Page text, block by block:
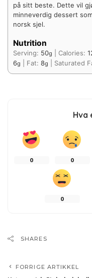
på sitt beste. Dette vil
minneverdig dessert
norsk sjel.
Nutrition
Serving: 50g Calories:
6g Fat: 8g Saturated
Hva
0 0
0
SHARES
FORRIGE ARTIKKEL